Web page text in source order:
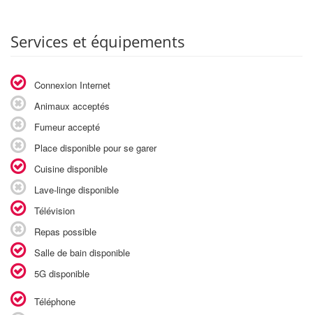
Services et équipements
Connexion Internet
Animaux acceptés
Fumeur accepté
Place disponible pour se garer
Cuisine disponible
Lave-linge disponible
Télévision
Repas possible
Salle de bain disponible
5G disponible
Téléphone